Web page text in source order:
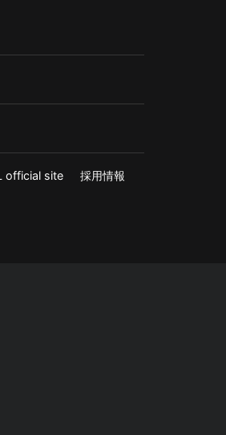
official site 採用情報